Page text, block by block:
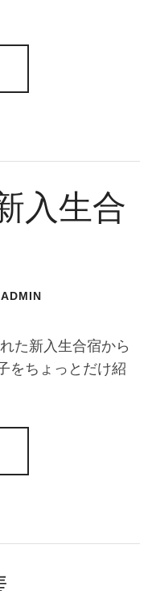
入生合
ADMIN
た新入生合宿から
をちょっとだけ紹